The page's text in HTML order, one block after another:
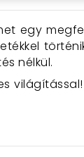
egy
nélkül.